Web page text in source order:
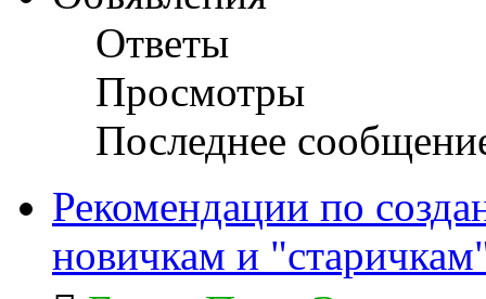
Ответы
Просмотры
Последнее
Рекомендации по
новичкам и